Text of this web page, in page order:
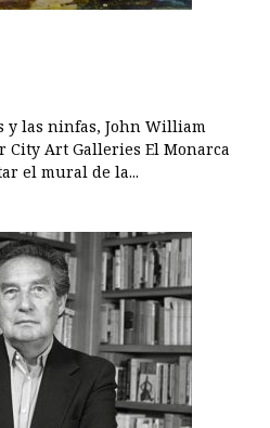
y las ninfas, John William
City Art Galleries El Monarca
el mural de la...